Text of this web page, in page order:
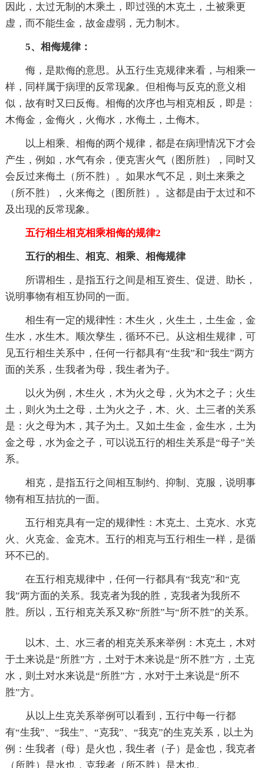
因此，太过无制的木乘土，即过强的木克土，土被乘更
虚，而不能生金，故金虚弱，无力制木。
5、相侮规律：
侮，是欺侮的意思。从五行生克规律来看，与相乘一
样，同样属于病理的反常现象。但相侮与反克的意义相
似，故有时又曰反侮。相侮的次序也与相克相反，即是：
木侮金，金侮火，火侮水，水侮土，土侮木。
以上相乘、相侮的两个规律，都是在病理情况下才会
产生，例如，水气有余，便克害火气（图所胜），同时又
会反过来侮土（所不胜）。如果水气不足，则土来乘之
（所不胜），火来侮之（图所胜）。这都是由于太过和不
及出现的反常现象。
五行相生相克相乘相侮的规律2
五行的相生、相克、相乘、相侮规律
所谓相生，是指五行之间是相互资生、促进、助长，
说明事物有相互协同的一面。
相生有一定的规律性：木生火，火生土，土生金，金
生水，水生木。顺次孳生，循环不已。从这相生规律，可
见五行相生关系中，任何一行都具有“生我”和“我生”两方
面的关系，生我者为母，我生者为子。
以火为例，木生火，木为火之母，火为木之子；火生
土，则火为土之母，土为火之子，木、火、土三者的关系
是：火之母为木，其子为土。又如土生金，金生水，土为
金之母，水为金之子，可以说五行的相生关系是“母子”关
系。
相克，是指五行之间相互制约、抑制、克服，说明事
物有相互拮抗的一面。
五行相克具有一定的规律性：木克土、土克水、水克
火、火克金、金克木。五行的相克与五行相生一样，是循
环不已的。
在五行相克规律中，任何一行都具有“我克”和“克
我”两方面的关系。我克者为我的胜，克我者为我所不
胜。所以，五行相克关系又称“所胜”与“所不胜”的关系。
以木、土、水三者的相克关系来举例：木克土，木对
于土来说是“所胜”方，土对于木来说是“所不胜”方，土克
水，则土对水来说是“所胜”方，水对于土来说是“所不
胜”方。
从以上生克关系举例可以看到，五行中每一行都
有“生我”、“我生”、“克我”、“我克”的生克关系，以土为
例：生我者（母）是火也，我生者（子）是金也，我克者
（所胜）是水也，克我者（所不胜）是木也。